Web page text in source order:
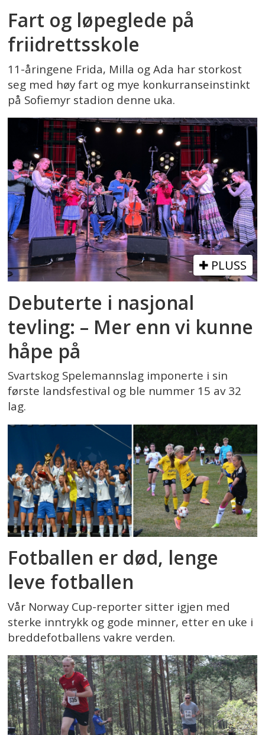
Fart og løpeglede på
friidrettsskole
11-åringene Frida, Milla og Ada har storkost
seg med høy fart og mye konkurranseinstinkt
på Sofiemyr stadion denne uka.
PLUSS
Debuterte i nasjonal
tevling: – Mer enn vi kunne
håpe på
Svartskog Spelemannslag imponerte i sin
første landsfestival og ble nummer 15 av 32
lag.
Fotballen er død, lenge
leve fotballen
Vår Norway Cup-reporter sitter igjen med
sterke inntrykk og gode minner, etter en uke i
breddefotballens vakre verden.